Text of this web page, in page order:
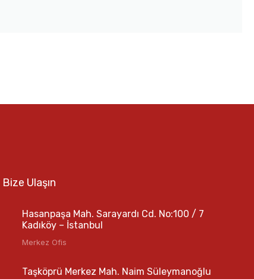
Bize Ulaşın
Hasanpaşa Mah. Sarayardı Cd. No:100 / 7
Kadıköy – İstanbul
Merkez Ofis
Taşköprü Merkez Mah. Naim Süleymanoğlu